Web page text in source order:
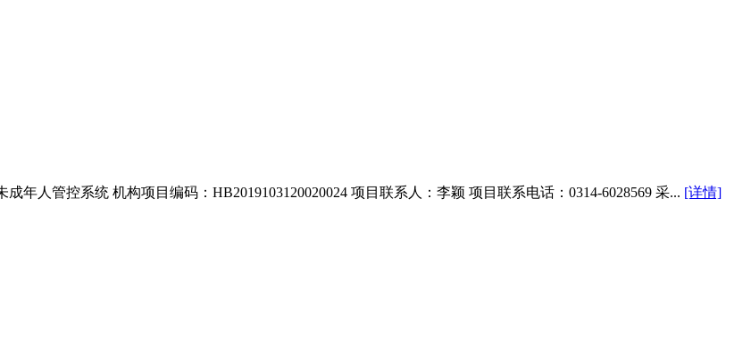
年人管控系统 机构项目编码：HB2019103120020024 项目联系人：李颖 项目联系电话：0314-6028569 采... [详情]